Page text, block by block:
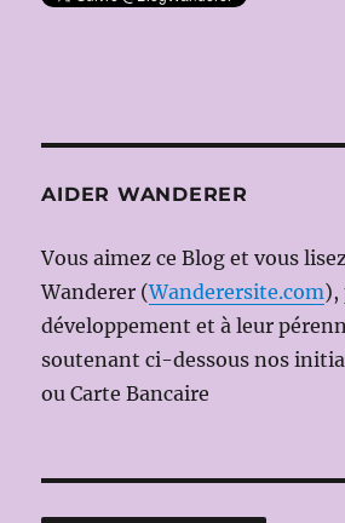
AIDER WANDERER
Vous aimez ce Blog et vous
Wanderer (Wanderersite.com),
développement et à leur
soutenant ci-dessous nos
ou Carte Bancaire